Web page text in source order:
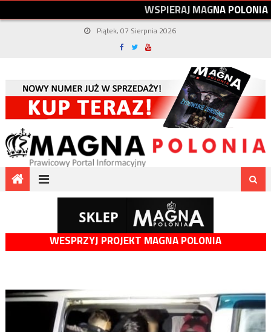
WSPIERAJMAGNAPOLONIA
Piątek, 07 Sierpnia 2026
WESPRZYJ PROJEKT MAGNA POLONIA